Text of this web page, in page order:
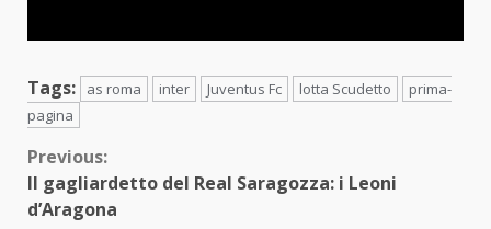
Tags: as roma inter Juventus Fc lotta Scudetto
prima-
pagina
Continue
Reading
Previous:
Il gagliardetto del Real Saragozza: i Leoni
d’Aragona